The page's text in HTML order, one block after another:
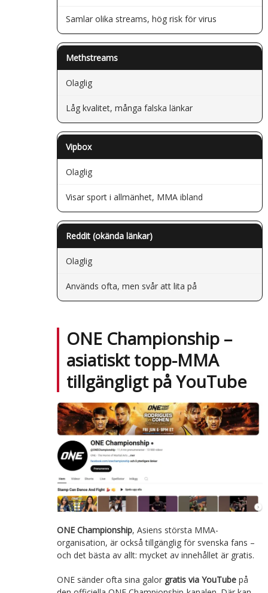
Samlar olika streams, hög risk för virus
Methstreams
Olaglig
Låg kvalitet, många falska länkar
Vipbox
Olaglig
Visar sport i allmänhet, MMA ibland
Reddit (okända länkar)
Olaglig
Används ofta, men svår att lita på
ONE Championship –
asiatiskt topp-MMA
tillgängligt på YouTube
ONE Championship, Asiens största MMA-
organisation, är också tillgänglig för svenska fans –
och det bästa av allt: mycket av innehållet är gratis.
ONE sänder ofta sina galor gratis via YouTubepå